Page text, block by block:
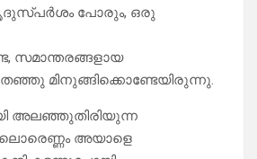
മൃദുസ്പർശം പോരും, ഒരു
സമാന്തരങ്ങളായ
മിനുങ്ങിക്കൊണ്ടേയിരുന്നു.
അലഞ്ഞുതിരിയുന്ന
അയാളെ